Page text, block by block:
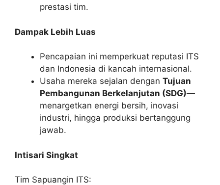
prestasi tim.
Dampak Lebih Luas
Pencapaian ini memperkuat reputasi ITS
dan Indonesia di kancah internasional.
Usaha mereka sejalan dengan Tujuan
Pembangunan Berkelanjutan (SDG)—
menargetkan energi bersih, inovasi
industri, hingga produksi bertanggung
jawab.
Intisari Singkat
Tim Sapuangin ITS: